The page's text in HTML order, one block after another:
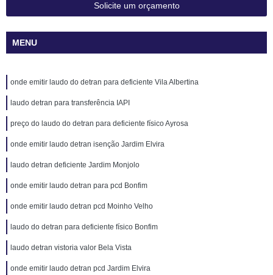
Solicite um orçamento
MENU
onde emitir laudo do detran para deficiente Vila Albertina
laudo detran para transferência IAPI
preço do laudo do detran para deficiente físico Ayrosa
onde emitir laudo detran isenção Jardim Elvira
laudo detran deficiente Jardim Monjolo
onde emitir laudo detran para pcd Bonfim
onde emitir laudo detran pcd Moinho Velho
laudo do detran para deficiente físico Bonfim
laudo detran vistoria valor Bela Vista
onde emitir laudo detran pcd Jardim Elvira